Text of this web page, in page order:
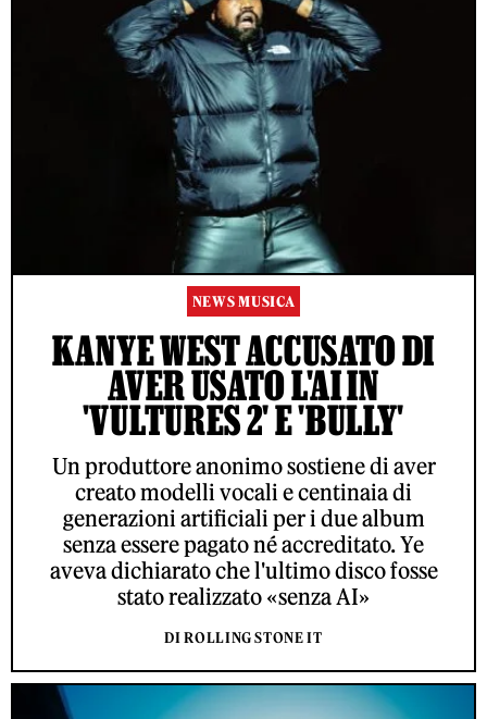
NEWS MUSICA
KANYE WEST ACCUSATO DI
AVER USATO L'AI IN
'VULTURES 2' E 'BULLY'
Un produttore anonimo sostiene di aver
creato modelli vocali e centinaia di
generazioni artificiali per i due album
senza essere pagato né accreditato. Ye
aveva dichiarato che l'ultimo disco fosse
stato realizzato «senza AI»
DI ROLLING STONE IT